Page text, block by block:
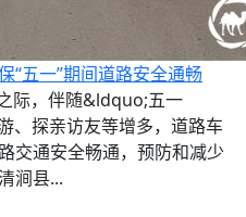
“五一”期间道路安全通畅
际，伴随&ldquo;五一
、探亲访友等增多，道路车
交通安全畅通，预防和减少
涧县...